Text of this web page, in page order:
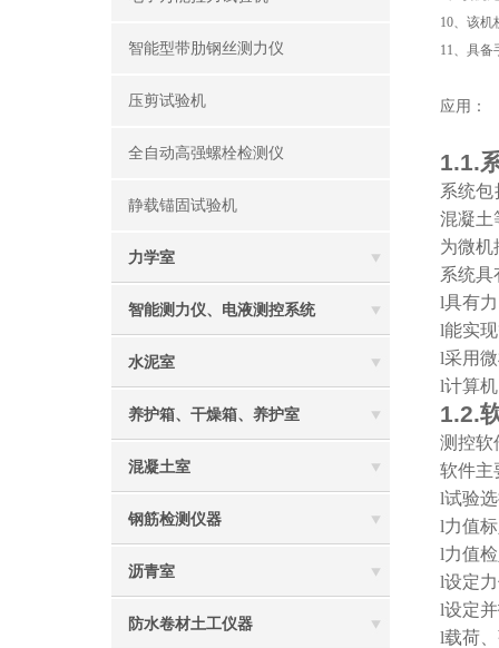
智能型带肋钢丝测力仪
压剪试验机
全自动高强螺栓检测仪
静载锚固试验机
力学室
智能测力仪、电液测控系统
水泥室
养护箱、干燥箱、养护室
混凝土室
钢筋检测仪器
沥青室
防水卷材土工仪器
10、该机
11、具备
应用：
1.1.
系统
混凝土
为微机
系统具
l具有
l能实
l采用
l计算
1.2.
测控软
软件主
l试验
l力值
l力值
l设定
l设定
l载荷